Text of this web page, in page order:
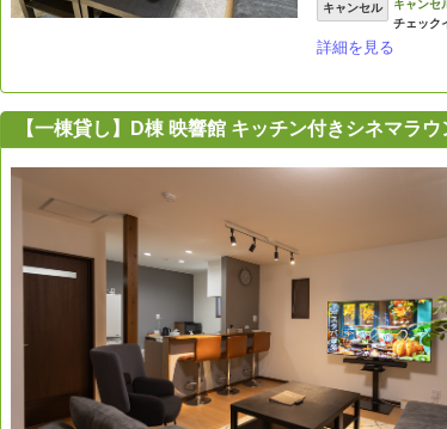
キャンセル
詳細を見る
【一棟貸し】D棟 映響館 キッチン付きシネマラウ